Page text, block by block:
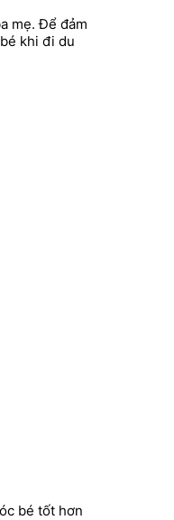
mẹ. Để đảm
khi đi du
bé tốt hơn